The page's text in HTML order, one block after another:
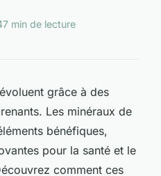
7 min de lecture
grâce à des
Les minéraux de
bénéfiques,
pour la santé et le
comment ces